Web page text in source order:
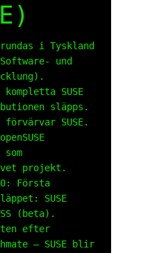
i Tyskland
und
SUSE
släpps.
SUSE.
projekt.
Första
SUSE
(beta).
efter
– SUSE blir